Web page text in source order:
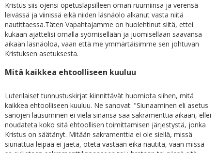
Kristus siis ojensi opetuslapsilleen oman ruumiinsa ja verensä
leivässä ja viinissä eikä niiden läsnäolo alkanut vasta niitä
nautittaessa.Täten Vapahtajamme on huolehtinut siitä, ettei
kukaan ajattelisi omalla syömisellään ja juomisellaan saavansa
aikaan läsnäoloa, vaan että me ymmärtäisimme sen johtuvan
Kristuksen asetuksesta.
Mitä kaikkea ehtoolliseen kuuluu
Luterilaiset tunnustuskirjat kiinnittävät huomiota siihen, mitä
kaikkea ehtoolliseen kuuluu. Ne sanovat: "Siunaaminen eli asetus
sanojen lausuminen ei vielä sinänsä saa sakramenttia aikaan, ellei
noudateta koko sitä ehtoollisen toimittamisen järjestystä, jonka
Kristus on säätänyt. Mitään sakramenttia ei ole siellä, missä
siunattua leipää ei jaeta, oteta vastaan eikä nautita, vaan missä